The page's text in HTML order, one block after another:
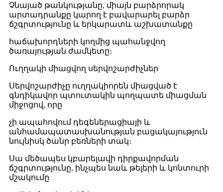
Չնայած թանկությանը, միայն բարձրորակ
արտադրանքը կարող է բավարարել բարձր
ճշգրտությունը և երկարատև աշխատանքը
հաճախորդների կողմից պահանջվող
ծառայության ժամկետը։
Ուղղակի միացվող սերվոշարժիչներ
Սերվոշարժիչը ուղղակիորեն միացված է
գնդիկավոր պտուտակին պողպատե միացման
միջոցով, որը
չի ապահովում դեգեներացիայի և
անհամապատասխանության բացակայություն
նույնիսկ ծանր բեռների տակ։
Սա մեծապես կբարելավի դիրքավորման
ճշգրտությունը, ինչպես նաև թելերի և կոնտուրի
մշակումը